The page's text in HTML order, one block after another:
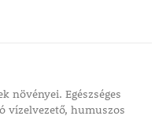
növényei. Egészséges
vízelvezető, humuszos